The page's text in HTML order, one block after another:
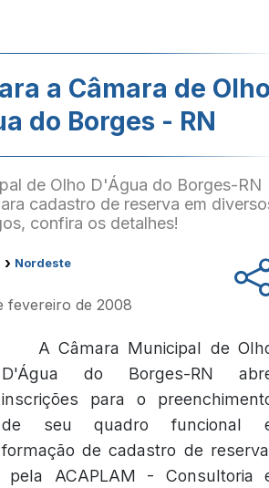
a Câmara de
do Borges - RN
de Olho D'Água do Borges-RN
cadastro de reserva em
confira os detalhes!
› Nordeste
fevereiro de 2008
A Câmara Municipal de
D'Água do Borges-RN
inscrições para o
de seu quadro funcional
formação de cadastro de
pela ACAPLAM - Consultoria